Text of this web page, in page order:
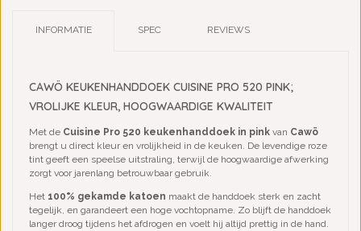
INFORMATIE SPEC REVIEWS
CAWÖ KEUKENHANDDOEK CUISINE PRO 520 PINK;
VROLIJKE KLEUR, HOOGWAARDIGE KWALITEIT
Met de Cuisine Pro 520 keukenhanddoek in pink van Cawö
brengt u direct kleur en vrolijkheid in de keuken. De levendige roze
tint geeft een speelse uitstraling, terwijl de hoogwaardige afwerking
zorgt voor jarenlang betrouwbaar gebruik.
Het 100% gekamde katoen maakt de handdoek sterk en zacht
tegelijk, en garandeert een hoge vochtopname. Zo blijft de handdoek
langer droog tijdens het afdrogen en voelt hij altijd prettig in de hand.